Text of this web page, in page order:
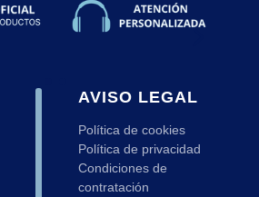
AVISO LEGAL
Política de cookies
Política de privacidad
Condiciones de
contratación